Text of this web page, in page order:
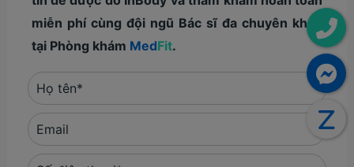
miễn phí cùng đội ngũ Bác sĩ đa chuyên khoa
tại Phòng khám MedFit.